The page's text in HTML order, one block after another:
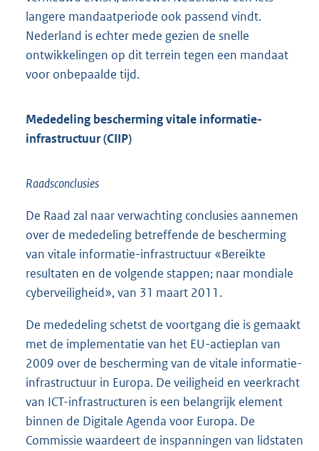
langere mandaatperiode ook passend vindt.
Nederland is echter mede gezien de snelle
ontwikkelingen op dit terrein tegen een mandaat
voor onbepaalde tijd.
Mededeling bescherming vitale informatie-
infrastructuur (CIIP)
Raadsconclusies
De Raad zal naar verwachting conclusies aannemen
over de mededeling betreffende de bescherming
van vitale informatie-infrastructuur «Bereikte
resultaten en de volgende stappen; naar mondiale
cyberveiligheid», van 31 maart 2011.
De mededeling schetst de voortgang die is gemaakt
met de implementatie van het EU-actieplan van
2009 over de bescherming van de vitale informatie-
infrastructuur in Europa. De veiligheid en veerkracht
van ICT-infrastructuren is een belangrijk element
binnen de Digitale Agenda voor Europa. De
Commissie waardeert de inspanningen van lidstaten